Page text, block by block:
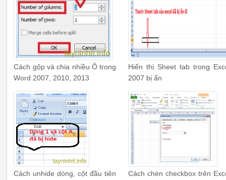
Cách gộp và chia nhiều Ô trong
Word 2007, 2010, 2013
Hiển thị Sheet tab trong
2007 bị ẩn
Cách unhide dòng, cột đầu tiên
Cách chèn checkbox trên